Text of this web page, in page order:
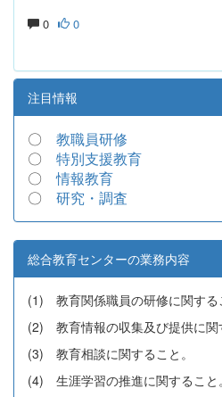
0 0
注目情報
〇 教職員研修
〇 特別支援教育
〇情報教育
〇 研究・調査
総合教育センターの業務内容
(1) 教育関係職員の研修に関する
(2) 教育情報の収集及び提供に関
(3) 教育相談に関すること。
(4) 生涯学習の推進に関すること。